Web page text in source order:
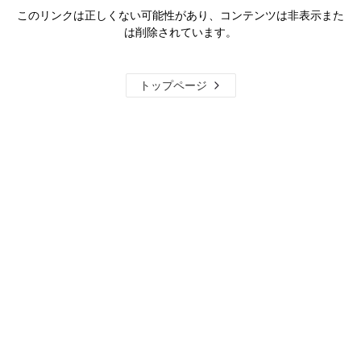
このリンクは正しくない可能性があり、コンテンツは非表示また
は削除されています。
トップページ